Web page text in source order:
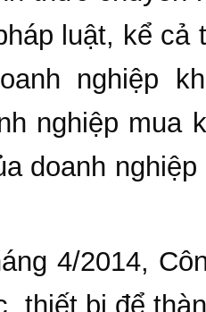
luật, kể cả
nghiệp
nghiệp mua
doanh
4/2014,
thiết bị để